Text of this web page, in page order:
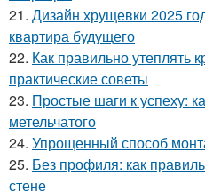
21. Дизайн хрущевки 2025
квартира будущего
22. Как правильно утеплять
практические советы
23. Простые шаги к успеху:
метельчатого
24. Упрощенный способ
25. Без профиля: как
стене